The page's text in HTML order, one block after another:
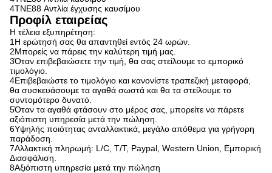
4TNE88 Αντλία έγχυσης καυσίμου
Προφίλ εταιρείας
Η τέλεια εξυπηρέτηση:
1Η ερώτησή σας θα απαντηθεί εντός 24 ωρών.
2Μπορείς να πάρεις την καλύτερη τιμή μας.
3Όταν επιβεβαιώσετε την τιμή, θα σας στείλουμε το εμπορικό
τιμολόγιο.
4Επιβεβαιώστε το τιμολόγιο και κανονίστε τραπεζική μεταφορά,
θα συσκευάσουμε τα αγαθά σωστά και θα τα στείλουμε το
συντομότερο δυνατό.
5Όταν τα αγαθά φτάσουν στο μέρος σας, μπορείτε να πάρετε
αξιόπιστη υπηρεσία μετά την πώληση.
6Υψηλής ποιότητας ανταλλακτικά, μεγάλο απόθεμα για γρήγορη
παράδοση.
7Αλλακτική πληρωμή: L/C, T/T, Paypal, Western Union, Εμπορική
Διασφάλιση.
8Αξιόπιστη υπηρεσία μετά την πώληση